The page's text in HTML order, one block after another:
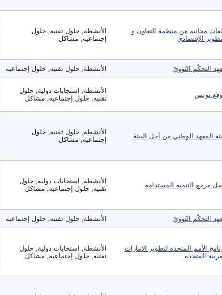
مجانية من منظمة التعاون و
الإقتصادي
الأنشطة, حلول تقنيه, حلول
إجتماعيه, مشاكل
التحكّم النّوويّ الأنشطة, حلول تقنيه, حلول إجتماعيه
تونس
الأنشطة, استجابات دولية, حلول
تقنيه, حلول إجتماعيه, مشاكل
المعهد الوطني من أجل البيئة
الأنشطة, حلول تقنيه, حلول
إجتماعيه, مشاكل
مرجع التنمية المستدامة
الأنشطة, استجابات دولية, حلول
تقنيه, حلول إجتماعيه, مشاكل
التحكّم النّوويّ الأنشطة, حلول تقنيه, حلول إجتماعيه
الأمم المتحده لتطوير الامارات
المتحده
الأنشطة, استجابات دولية, حلول
تقنيه, حلول إجتماعيه, مشاكل